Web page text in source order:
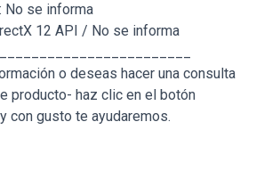
No se informa
12 API / No se informa
o deseas hacer una consulta
producto- haz clic en el botón
con gusto te ayudaremos.